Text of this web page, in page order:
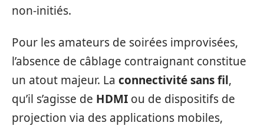
non-initiés.
Pour les amateurs de soirées improvisées,
l’absence de câblage contraignant constitue
un atout majeur. La connectivité sans fil,
qu’il s’agisse de HDMI ou de dispositifs de
projection via des applications mobiles,